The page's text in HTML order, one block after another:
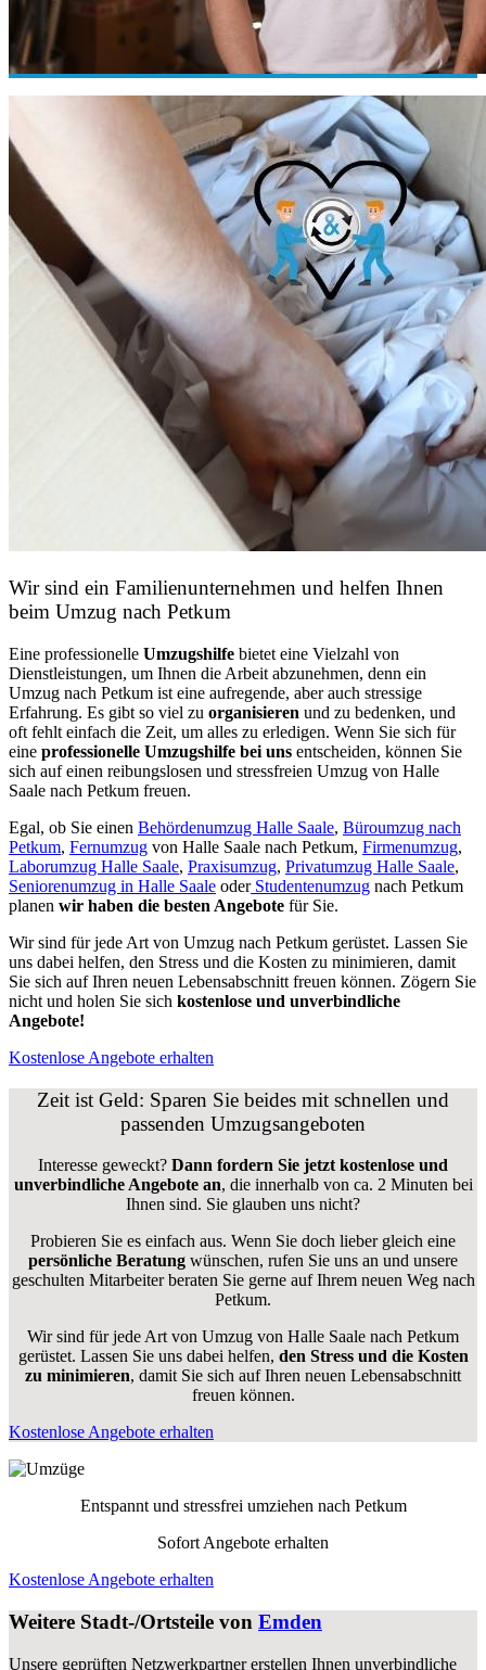
Wir sind ein Familienunternehmen und helfen Ihnen
beim Umzug nach Petkum
Eine professionelle Umzugshilfe bietet eine Vielzahl von
Dienstleistungen, um Ihnen die Arbeit abzunehmen, denn ein
Umzug nach Petkum ist eine aufregende, aber auch stressige
Erfahrung. Es gibt so viel zu organisieren und zu bedenken, und
oft fehlt einfach die Zeit, um alles zu erledigen. Wenn Sie sich für
eine professionelle Umzugshilfe bei uns entscheiden, können Sie
sich auf einen reibungslosen und stressfreien Umzug von Halle
Saale nach Petkum freuen.
Egal, ob Sie einen Behördenumzug Halle Saale, Büroumzug nach
Petkum, Fernumzug von Halle Saale nach Petkum, Firmenumzug,
Laborumzug Halle Saale, Praxisumzug, Privatumzug Halle Saale,
Seniorenumzug in Halle Saale oderStudentenumzug nach Petkum
planen wir haben die besten Angebote für Sie.
Wir sind für jede Art von Umzug nach Petkum gerüstet. Lassen Sie
uns dabei helfen, den Stress und die Kosten zu minimieren, damit
Sie sich auf Ihren neuen Lebensabschnitt freuen können. Zögern Sie
nicht und holen Sie sich kostenlose und unverbindliche
Angebote!
Kostenlose Angebote erhalten
Zeit ist Geld: Sparen Sie beides mit schnellen und
passenden Umzugsangeboten
Interesse geweckt? Dann fordern Sie jetzt kostenlose und
unverbindliche Angebote an, die innerhalb von ca. 2 Minuten bei
Ihnen sind. Sie glauben uns nicht?
Probieren Sie es einfach aus. Wenn Sie doch lieber gleich eine
persönliche Beratung wünschen, rufen Sie uns an und unsere
geschulten Mitarbeiter beraten Sie gerne auf Ihrem neuen Weg nach
Petkum.
Wir sind für jede Art von Umzug von Halle Saale nach Petkum
gerüstet. Lassen Sie uns dabei helfen, den Stress und die Kosten
zu minimieren, damit Sie sich auf Ihren neuen Lebensabschnitt
freuen können.
Kostenlose Angebote erhalten
Entspannt und stressfrei umziehen nach Petkum
Sofort Angebote erhalten
Kostenlose Angebote erhalten
Weitere Stadt-/Ortsteile von Emden
Unsere geprüften Netzwerkpartner erstellen Ihnen unverbindliche